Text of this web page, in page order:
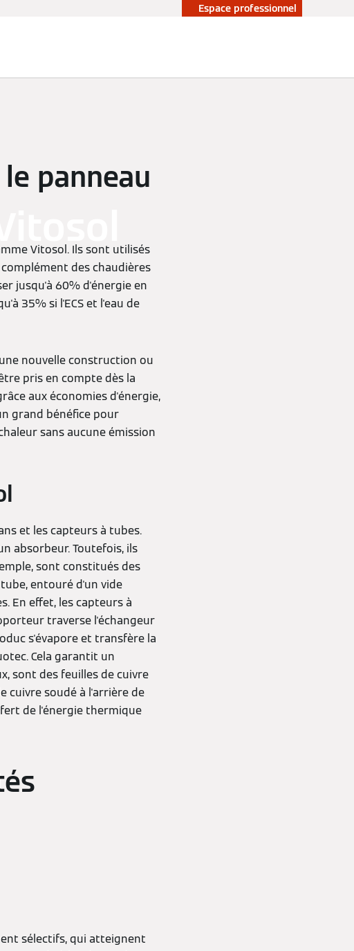
Espace professionnel
panneau
Vitosol. Ils sont utilisés
des chaudières
jusqu'à 60% d'énergie en
35% si l'ECS et l'eau de
nouvelle construction ou
pris en compte dès la
aux économies d'énergie,
grand bénéfice pour
sans aucune émission
et les capteurs à tubes.
absorbeur. Toutefois, ils
sont constitués des
entouré d'un vide
En effet, les capteurs à
traverse l'échangeur
s'évapore et transfère la
Cela garantit un
sont des feuilles de cuivre
cuivre soudé à l'arrière de
de l'énergie thermique
sélectifs, qui atteignent